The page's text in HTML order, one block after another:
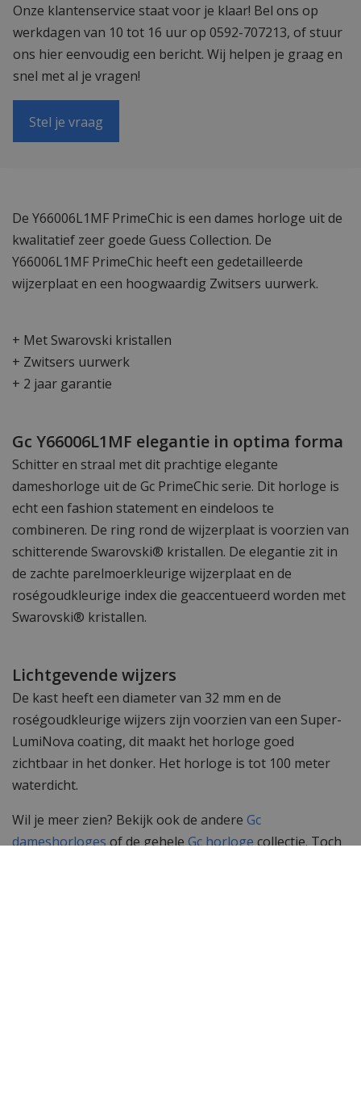
Onze klantenservice staat voor je klaar! Bel ons op
werkdagen van 10 tot 16 uur op 0592-707213, of stuur
ons hier eenvoudig een bericht. Wij helpen je graag en
snel met al je vragen!
Stel je vraag
De Y66006L1MF PrimeChic is een dames horloge uit de
kwalitatief zeer goede Guess Collection. De
Y66006L1MF PrimeChic heeft een gedetailleerde
wijzerplaat en een hoogwaardig Zwitsers uurwerk.
+ Met Swarovski kristallen
+ Zwitsers uurwerk
+ 2 jaar garantie
Gc Y66006L1MF elegantie in optima forma
Schitter en straal met dit prachtige elegante
dameshorloge uit de Gc PrimeChic serie. Dit horloge is
echt een fashion statement en eindeloos te
combineren. De ring rond de wijzerplaat is voorzien van
schitterende Swarovski® kristallen. De elegantie zit in
de zachte parelmoerkleurige wijzerplaat en de
roségoudkleurige index die geaccentueerd worden met
Swarovski® kristallen.
Lichtgevende wijzers
De kast heeft een diameter van 32 mm en de
roségoudkleurige wijzers zijn voorzien van een Super-
LumiNova coating, dit maakt het horloge goed
zichtbaar in het donker. Het horloge is tot 100 meter
waterdicht.
Wil je meer zien? Bekijk ook de andere Gc
dameshorlogesof de geheleGc horlogecollectie. Toch